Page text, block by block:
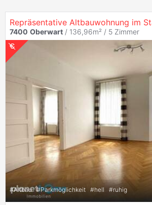
Repräsentative Altbauwohnung im
7400 Oberwart / 136,96m² / 5 Zimmer
#Altbau #Parkmöglichkeit #hell #ruhig